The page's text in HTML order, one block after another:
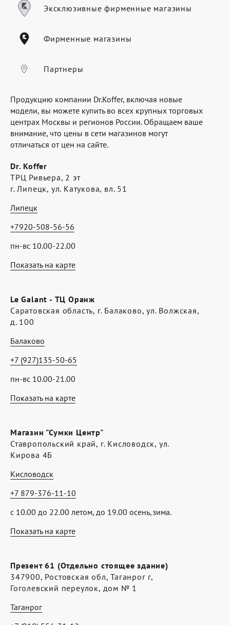
Контакты
Программа лояльности
данных
Эксклюзивные фирменные магазины
Фирменные магазины
Партнеры
Продукцию компании Dr.Koffer, включая новые
модели, вы можете купить во всех крупных торговых
центрах Москвы и регионов России. Обращаем ваше
внимание, что цены в сети магазинов могут
отличаться от цен на сайте.
Показать на карте
Dr. Koffer
ТРЦ Ривьера, 2 эт
г. Липецк, ул. Катукова, вл. 51
Липецк
пн-вс 10.00-22.00
+7920-508-56-56
Показать на карте
Le Galant - ТЦ Оранж
Саратовская область, г. Балаково, ул. Волжская,
д. 100
Балаково
пн-вс 10.00-21.00
+7 (927)135-50-65
Показать на карте
Магазин "Сумки Центр"
Ставропольский край, г. Кисловодск, ул.
Кирова 4Б
Кисловодск
с 10.00 до 22.00 летом, до 19.00 осень,зима.
+7 879-376-11-10
Презент 61 (Отдельно стоящее здание)
347900, Ростовская обл, Таганрог г,
Гоголевский переулок, дом № 1
Таганрог